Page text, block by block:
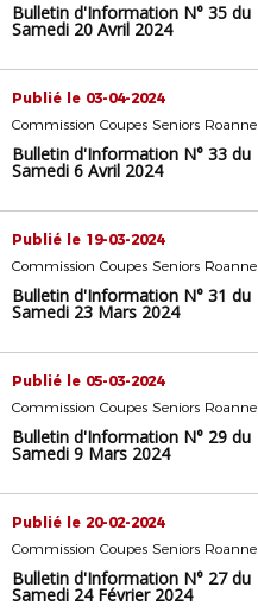
Bulletin d'Information N° 35 du
Samedi 20 Avril 2024
Publié le 03-04-2024
Commission Coupes Seniors Roanne
Bulletin d'Information N° 33 du
Samedi 6 Avril 2024
Publié le 19-03-2024
Commission Coupes Seniors Roanne
Bulletin d'Information N° 31 du
Samedi 23 Mars 2024
Publié le 05-03-2024
Commission Coupes Seniors Roanne
Bulletin d'Information N° 29 du
Samedi 9 Mars 2024
Publié le 20-02-2024
Commission Coupes Seniors Roanne
Bulletin d'Information N° 27 du
Samedi 24 Février 2024